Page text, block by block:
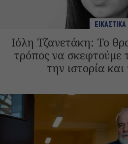
ΕΙΚΑΣΤΙΚΑ
Ιόλη Τζανετάκη: Το
τρόπος να σκεφτούμε
την ιστορία